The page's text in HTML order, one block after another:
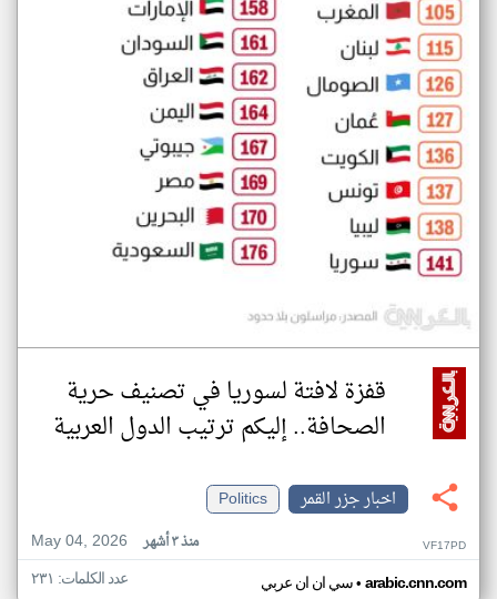
قفزة لافتة لسوريا في تصنيف حرية
الصحافة.. إليكم ترتيب الدول العربية
اخبار جزر القمر
Politics
May 04, 2026
منذ ٣ أشهر VF17PD
سي ان ان عربي• arabic.cnn.com عدد الكلمات: ٢٣١